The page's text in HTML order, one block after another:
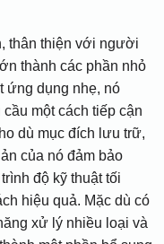
thân thiện với người
thành các phần nhỏ
ứng dụng nhẹ, nó
một cách tiếp cận
dù mục đích lưu trữ,
của nó đảm bảo
độ kỹ thuật tối
hiệu quả. Mặc dù có
xử lý nhiều loại và